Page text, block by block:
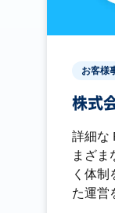
お客様
株式
詳細な
まざま
く体
た運営